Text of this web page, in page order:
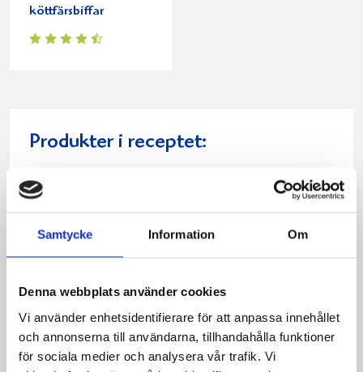
Samtycke Information Om
Denna webbplats använder cookies
Vi använder enhetsidentifierare för att anpassa innehållet
och annonserna till användarna, tillhandahålla funktioner
för sociala medier och analysera vår trafik. Vi
köttfärsbiffar
Produkter i receptet: